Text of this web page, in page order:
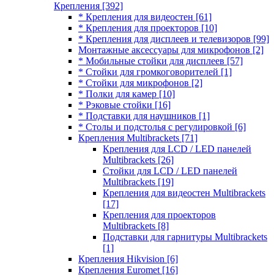
Крепления [392]
* Крепления для видеостен [61]
* Крепления для проекторов [10]
* Крепления для дисплеев и телевизоров [99]
Монтажные аксессуары для микрофонов [2]
* Мобильные стойки для дисплеев [57]
* Стойки для громкоговорителей [1]
* Стойки для микрофонов [2]
* Полки для камер [10]
* Рэковые стойки [16]
* Подставки для наушников [1]
* Столы и подстолья с регулировкой [6]
Крепления Multibrackets [71]
Крепления для LCD / LED панелей
Multibrackets [26]
Стойки для LCD / LED панелей
Multibrackets [19]
Крепления для видеостен Multibrackets
[17]
Крепления для проекторов
Multibrackets [8]
Подставки для гарнитуры Multibrackets
[1]
Крепления Hikvision [6]
Крепления Euromet [16]